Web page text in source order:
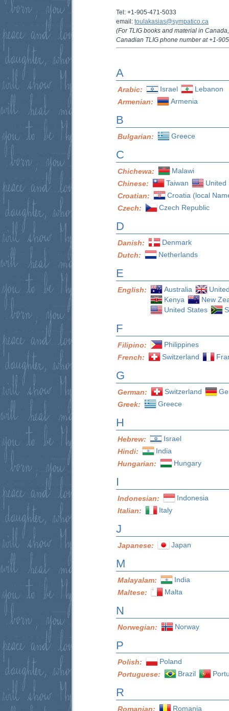
Tel: +1-905-471-5033
email: toulakasias@sympatico.ca
(For TLIG books and material in
Canadian TLIG phone number at +1-
A
Arabic: Israel
Lebanon
Armenian:
Armenia
B
Bulgarian: Greece
C
Chichewa:
Malawi
Chinese:
Taiwan
United
Croatian:
Croatia (local
Czech:
Czech Republic
D
Danish:
Denmark
Dutch:
Netherlands
E
English: Australia
Kenya
New
United States
F
Filipino:
Philippines
French:
Switzerland
G
German: Switzerland
Greek:
Greece
H
Hebrew:
Israel
Hindi:
India
Hungarian:
Hungary
I
Indonesian:
Indonesia
Italian:
Italy
J
Japanese: Japan
M
Malayalam:
India
Maltese:
Malta
N
Norwegian: Norway
P
Polish:
Poland
Portuguese:
Brazil
R
Romanian: Romania